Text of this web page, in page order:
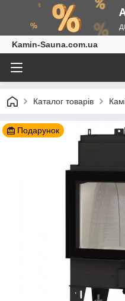
Kamin-Sauna.com.ua
Каталог товарів
Подарунок